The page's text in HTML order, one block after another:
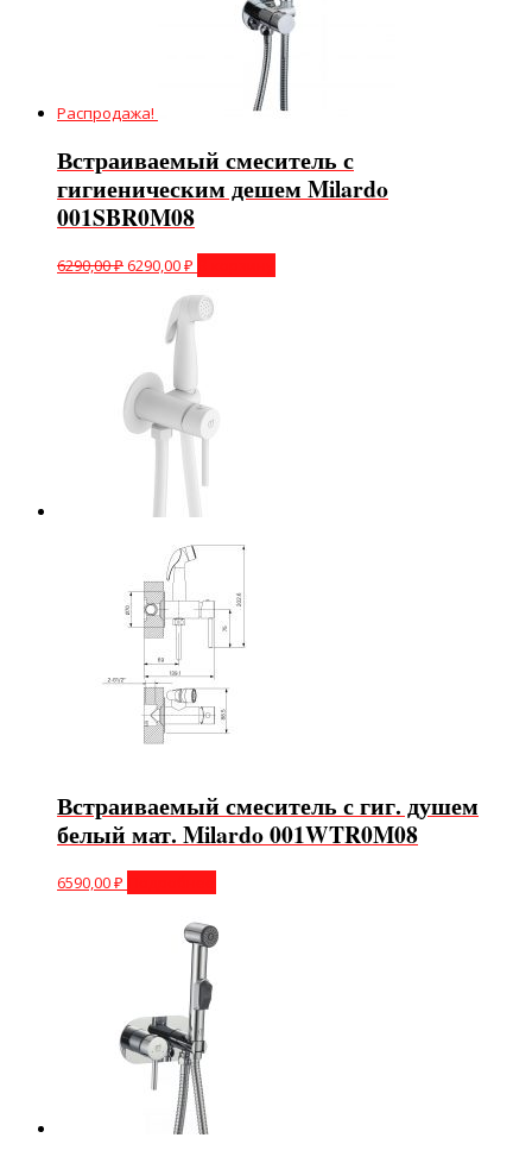
Распродажа!
Встраиваемый смеситель с
гигиеническим дешем Milardo
001SBR0M08
6290,00₽ 6290,00₽
Встраиваемый смеситель с гиг. душем
белый мат. Milardo 001WTR0M08
6590,00₽